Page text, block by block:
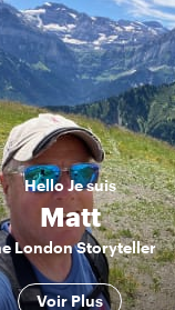
HelloJe suis
Matt
London Storyteller
Voir Plus